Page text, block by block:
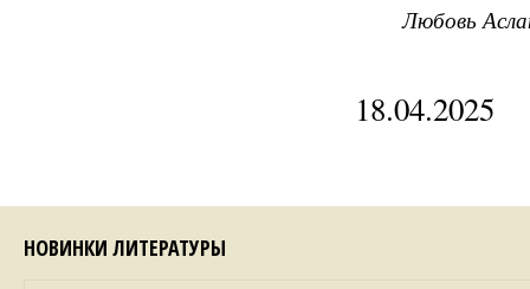
Любовь
18.04.2025
НОВИНКИ ЛИТЕРАТУРЫ